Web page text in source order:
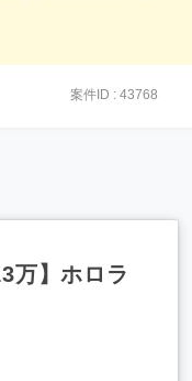
案件ID : 43768
万】ホロラ